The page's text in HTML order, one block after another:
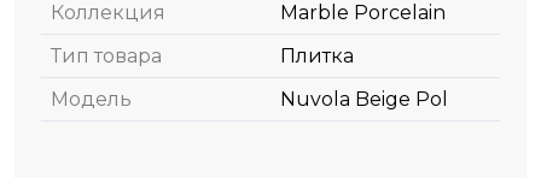
Коллекция
Marble Porcelain
Тип товара
Плитка
Модель
Nuvola Beige Pol